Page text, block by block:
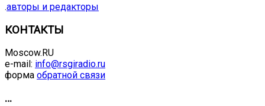
.авторы и редакторы
КОНТАКТЫ
Moscow.RU
e-mail: info@rsgiradio.ru
форма обратной связи
…